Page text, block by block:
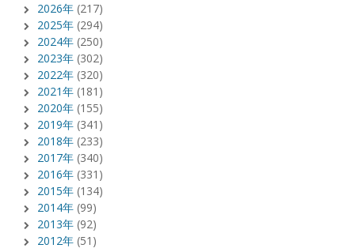
2026年 (217)
2025年 (294)
2024年 (250)
2023年 (302)
2022年 (320)
2021年 (181)
2020年 (155)
2019年 (341)
2018年 (233)
2017年 (340)
2016年 (331)
2015年 (134)
2014年 (99)
2013年 (92)
2012年 (51)